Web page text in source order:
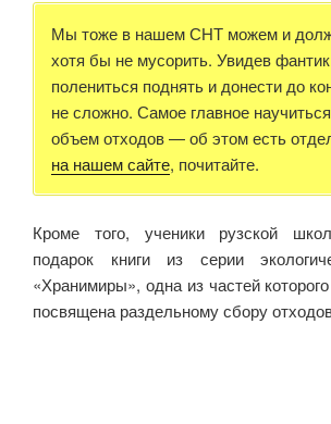
Мы тоже в нашем СНТ можем и
хотя бы не мусорить. Увидев
полениться поднять и донести до
не сложно. Самое главное
объем отходов — об этом есть
на нашем сайте, почитайте.
Кроме того, ученики рузской
подарок книги из серии
«Хранимиры», одна из частей
посвящена раздельному сбору